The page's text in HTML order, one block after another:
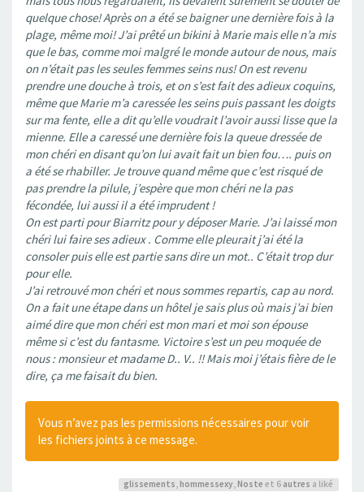
quelque chose! Après on a été se baigner une dernière fois à la
plage, même moi! J’ai prêté un bikini à Marie mais elle n’a mis
que le bas, comme moi malgré le monde autour de nous, mais
on n’était pas les seules femmes seins nus! On est revenu
prendre une douche à trois, et on s’est fait des adieux coquins,
même que Marie m’a caressée les seins puis passant les doigts
sur ma fente, elle a dit qu’elle voudrait l’avoir aussi lisse que la
mienne. Elle a caressé une dernière fois la queue dressée de
mon chéri en disant qu’on lui avait fait un bien fou…. puis on
a été se rhabiller. Je trouve quand même que c’est risqué de
pas prendre la pilule, j’espère que mon chéri ne la pas
fécondée, lui aussi il a été imprudent !
On est parti pour Biarritz pour y déposer Marie. J’ai laissé mon
chéri lui faire ses adieux . Comme elle pleurait j’ai été la
consoler puis elle est partie sans dire un mot.. C’était trop dur
pour elle.
J’ai retrouvé mon chéri et nous sommes repartis, cap au nord.
On a fait une étape dans un hôtel je sais plus où mais j’ai bien
aimé dire que mon chéri est mon mari et moi son épouse
même si c’est du fantasme. Victoire s’est un peu moquée de
nous : monsieur et madame D.. V.. !! Mais moi j’étais fière de le
dire, ça me faisait du bien.
Vous n’avez pas les permissions nécessaires pour voir
les fichiers joints à ce message.
glissements, hommessexy, Noste et 6 autres a liké